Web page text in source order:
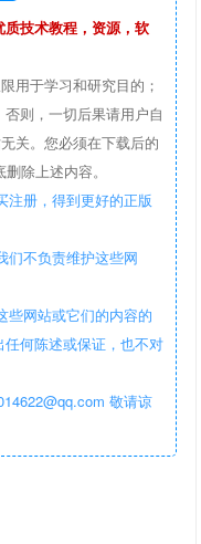
质技术教程，资源，软
用于学习和研究目的；
则，一切后果请用户自
关。您必须在下载后的
除上述内容。
注册，得到更好的正版
们不负责维护这些网
些网站或它们的内容的
何陈述或保证，也不对
敬请谅